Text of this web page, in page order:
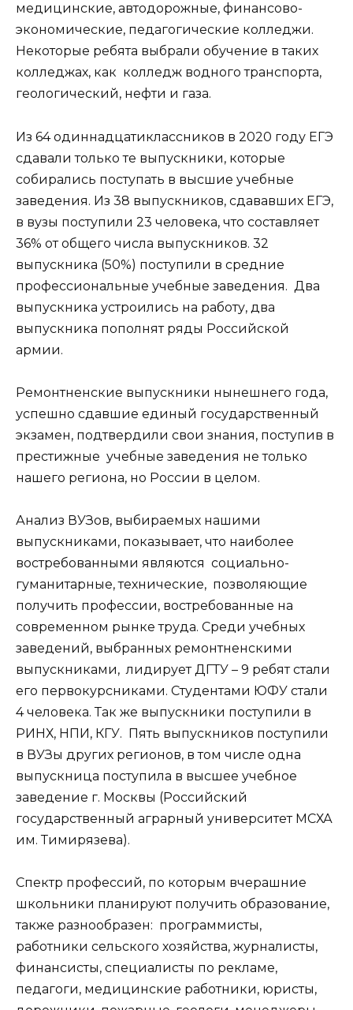
медицинские, автодорожные, финансово-
экономические, педагогические колледжи.
Некоторые ребята выбрали обучение в таких
колледжах, как колледж водного транспорта,
геологический, нефти и газа.
Из 64 одиннадцатиклассников в 2020 году ЕГЭ
сдавали только те выпускники, которые
собирались поступать в высшие учебные
заведения. Из 38 выпускников, сдававших ЕГЭ,
в вузы поступили 23 человека, что составляет
36% от общего числа выпускников. 32
выпускника (50%) поступили в средние
профессиональные учебные заведения. Два
выпускника устроились на работу, два
выпускника пополнят ряды Российской
армии.
Ремонтненские выпускники нынешнего года,
успешно сдавшие единый государственный
экзамен, подтвердили свои знания, поступив в
престижные учебные заведения не только
нашего региона, но России в целом.
Анализ ВУЗов, выбираемых нашими
выпускниками, показывает, что наиболее
востребованными являются социально-
гуманитарные, технические, позволяющие
получить профессии, востребованные на
современном рынке труда. Среди учебных
заведений, выбранных ремонтненскими
выпускниками, лидирует ДГТУ – 9 ребят стали
его первокурсниками. Студентами ЮФУ стали
4 человека. Так же выпускники поступили в
РИНХ, НПИ, КГУ. Пять выпускников поступили
в ВУЗы других регионов, в том числе одна
выпускница поступила в высшее учебное
заведение г. Москвы (Российский
государственный аграрный университет МСХА
им. Тимирязева).
Спектр профессий, по которым вчерашние
школьники планируют получить образование,
также разнообразен: программисты,
работники сельского хозяйства, журналисты,
финансисты, специалисты по рекламе,
педагоги, медицинские работники, юристы,